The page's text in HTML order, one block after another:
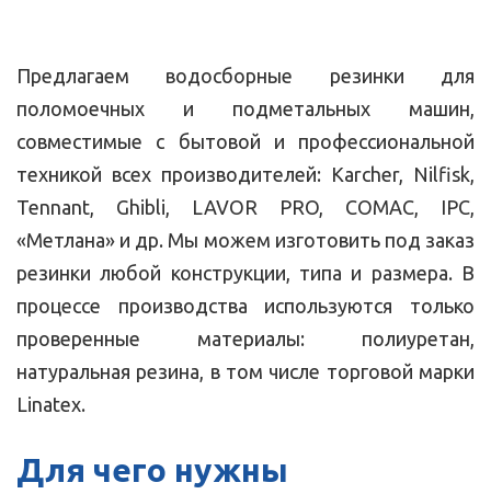
Предлагаем водосборные резинки для
поломоечных и подметальных машин,
совместимые с бытовой и профессиональной
техникой всех производителей: Karcher, Nilfisk,
Tennant, Ghibli, LAVOR PRO, COMAC, IPC,
«Метлана» и др. Мы можем изготовить под заказ
резинки любой конструкции, типа и размера. В
процессе производства используются только
проверенные материалы: полиуретан,
натуральная резина, в том числе торговой марки
Linatex.
Для чего нужны